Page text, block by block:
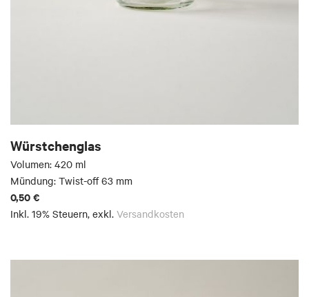
Würstchenglas
Volumen: 420 ml
Mündung: Twist-off 63 mm
0,50 €
Inkl. 19% Steuern, exkl. Versandkosten